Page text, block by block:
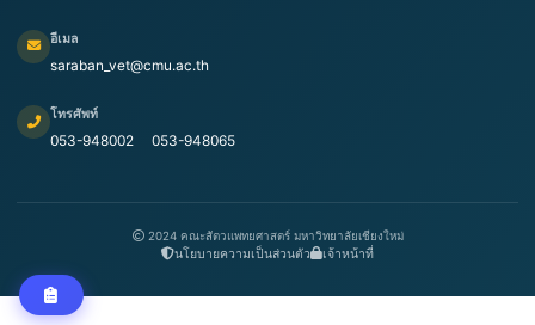
อีเมล
saraban_vet@cmu.ac.th
โทรศัพท์
053-948002 053-948065
2024 คณะสัตวแพทยศาสตร์ มหาวิทยาลัยเชียงใหม่
นโยบายความเป็นส่วนตัว เจ้าหน้าที่